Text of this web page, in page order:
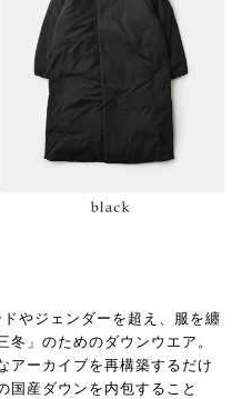
やジェンダーを超え、服を纏
」のためのダウンウエア。
アーカイブを再構築するだけ
国産ダウンを内包すること